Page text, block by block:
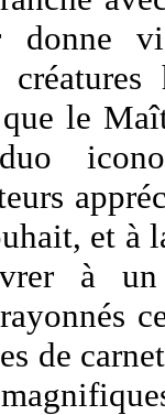
donne
le
et à
à
de